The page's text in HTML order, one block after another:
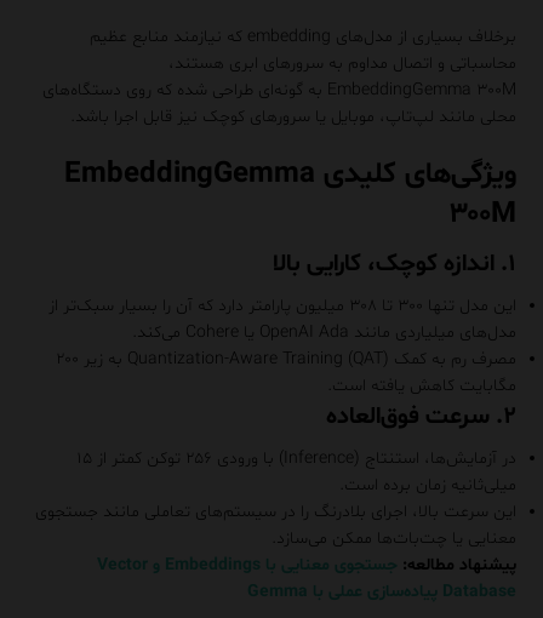
برخلاف بسیاری از مدل‌های embedding که نیازمند منابع عظیم
محاسباتی و اتصال مداوم به سرورهای ابری هستند،
EmbeddingGemma ۳۰۰M به گونه‌ای طراحی شده که روی دستگاه‌های
محلی مانند لپ‌تاپ، موبایل یا سرورهای کوچک نیز قابل اجرا باشد.
ویژگی‌های کلیدی EmbeddingGemma
۳۰۰M
۱. اندازه کوچک، کارایی بالا
این مدل تنها ۳۰۰ تا ۳۰۸ میلیون پارامتر دارد که آن را بسیار سبک‌تر از
مدل‌های میلیاردی مانند OpenAI Ada یا Cohere می‌کند.
مصرف رم به کمک Quantization-Aware Training (QAT) به زیر ۲۰۰
مگابایت کاهش یافته است.
۲. سرعت فوق‌العاده
در آزمایش‌ها، استنتاج (Inference) با ورودی ۲۵۶ توکن کمتر از ۱۵
میلی‌ثانیه زمان برده است.
این سرعت بالا، اجرای بلادرنگ را در سیستم‌های تعاملی مانند جستجوی
معنایی یا چت‌بات‌ها ممکن می‌سازد.
پیشنهاد مطالعه:
جستجوی معنایی با Embeddings و Vector
Database پیاده‌سازی عملی با Gemma